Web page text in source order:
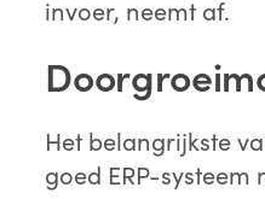
invoer, neemt af.
Het belangrijkste
goed ERP-